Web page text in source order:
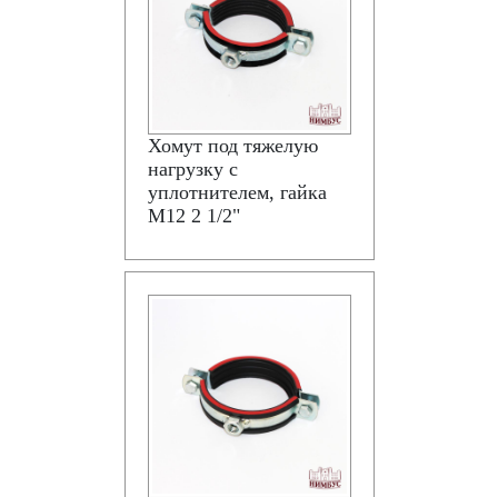
Хомут под тяжелую
нагрузку с
уплотнителем, гайка
М12 2 1/2"